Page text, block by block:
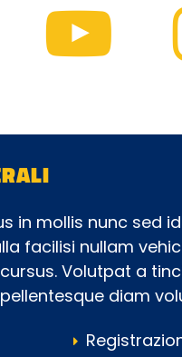
in mollis nunc sed
facilisi nullam
Volutpat a
diam